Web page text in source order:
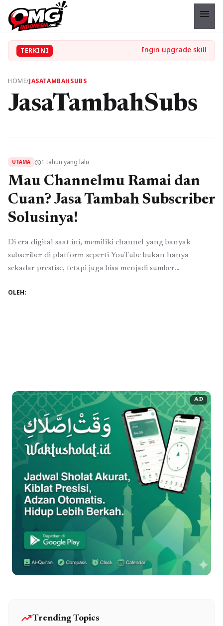
menu
TERKINI
HOME/JASATAMBAHSUBS
JasaTambahSubs
UTAMA schedule1 tahun yang lalu
Mau Channelmu Ramai dan
Cuan? Jasa Tambah Subscriber
Solusinya!
Di era digital saat ini, memiliki channel yang banyak
subscriber di platform seperti YouTube bukan hanya
sekadar prestise, tetapi juga bisa menjadi sumber
yang loyal dan aktif bukanlah tugas yang mudah. Banyak
OLEH:
AD
trending_upTrending Topics